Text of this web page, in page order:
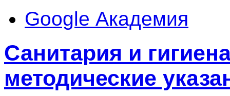
Google Академия
Санитария и
методические